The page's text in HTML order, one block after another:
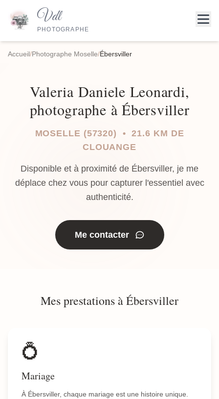
Vdl
PHOTOGRAPHE
Accueil/Photographe Moselle/Ébersviller
Valeria Daniele Leonardi,
photographe à Ébersviller
MOSELLE (57320) • 21.6 KM DE
CLOUANGE
Disponible et à proximité de Ébersviller, je me
déplace chez vous pour capturer l'essentiel avec
authenticité.
Me contacter
Mes prestations à Ébersviller
💍
Mariage
À Ébersviller, chaque mariage est une histoire unique.